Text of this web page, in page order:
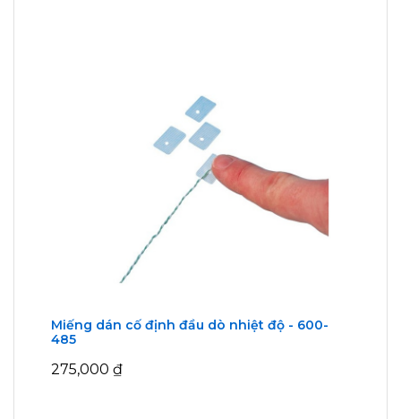
Miếng dán cố định đầu dò nhiệt độ - 600-
485
275,000 ₫